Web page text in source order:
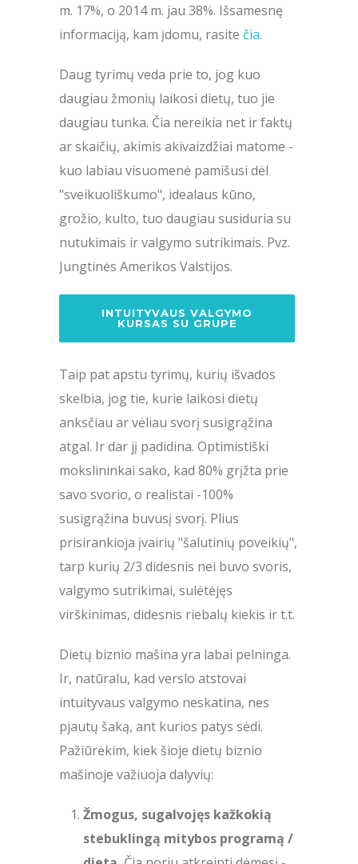
m. 17%, o 2014 m. jau 38%. Išsamesnę
informaciją, kam įdomu, rasite čia.
Daug tyrimų veda prie to, jog kuo
daugiau žmonių laikosi dietų, tuo jie
daugiau tunka. Čia nereikia net ir faktų
ar skaičių, akimis akivaizdžiai matome -
kuo labiau visuomenė pamišusi dėl
"sveikuoliškumo", idealaus kūno,
grožio, kulto, tuo daugiau susiduria su
nutukimais ir valgymo sutrikimais. Pvz.
Jungtinės Amerikos Valstijos.
INTUITYVAUS VALGYMO
KURSAS SU GRUPE
Taip pat apstu tyrimų, kurių išvados
skelbia, jog tie, kurie laikosi dietų
anksčiau ar vėliau svorį susigrąžina
atgal. Ir dar jį padidina. Optimistiški
mokslininkai sako, kad 80% grįžta prie
savo svorio, o realistai -100%
susigrąžina buvusį svorį. Plius
prisirankioja įvairių "šalutinių poveikių",
tarp kurių 2/3 didesnis nei buvo svoris,
valgymo sutrikimai, sulėtėjęs
virškinimas, didesnis riebalų kiekis ir t.t.
Dietų biznio mašina yra labai pelninga.
Ir, natūralu, kad verslo atstovai
intuityvaus valgymo neskatina, nes
pjautų šaką, ant kurios patys sėdi.
Pažiūrėkim, kiek šioje dietų biznio
mašinoje važiuoja dalyvių:
Žmogus, sugalvojęs kažkokią
stebuklingą mitybos programą /